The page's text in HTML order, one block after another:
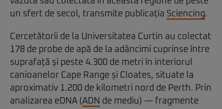
un sfert de secol, transmite publicația Sciencing.
Cercetătorii de la Universitatea Curtin au colectat
178 de probe de apă de la adâncimi cuprinse între
suprafață și peste 4.300 de metri în interiorul
canioanelor Cape Range și Cloates, situate la
aproximativ 1.200 de kilometri nord de Perth. Prin
analizarea eDNA (ADN de mediu) — fragmente